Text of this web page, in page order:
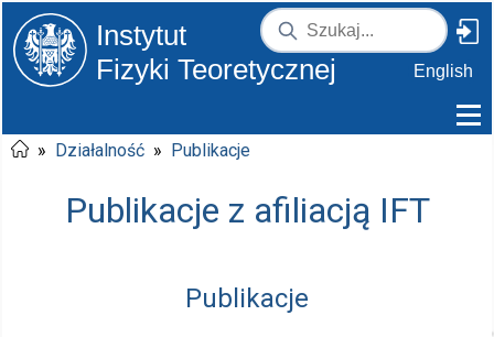
Instytut
Fizyki Teoretycznej
English
» Działalność » Publikacje
Publikacje z afiliacją IFT
Publikacje